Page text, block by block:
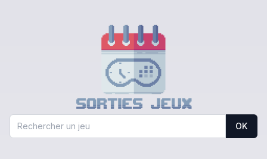
OK